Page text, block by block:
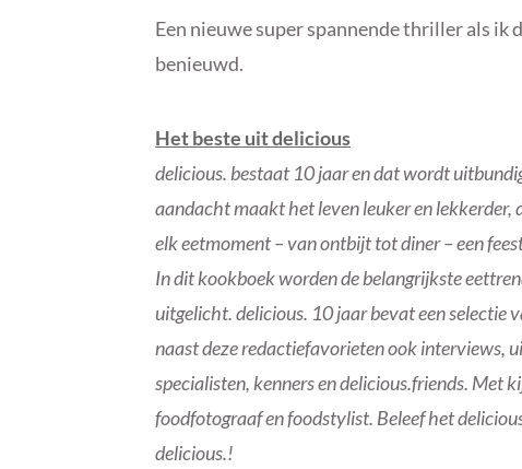
Een nieuwe super spannende thriller als ik
benieuwd.
Het beste uit delicious
delicious. bestaat 10 jaar en dat wordt
aandacht maakt het leven leuker en lekkerder,
elk eetmoment – van ontbijt tot diner – een
In dit kookboek worden de belangrijkste
uitgelicht. delicious. 10 jaar bevat een selectie
naast deze redactiefavorieten ook interviews,
specialisten, kenners en delicious.friends. Met
foodfotograaf en foodstylist. Beleef het
delicious.!